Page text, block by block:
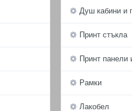
Душ кабини и
Принт стъкла
Принт панели
Рамки
Лакобел